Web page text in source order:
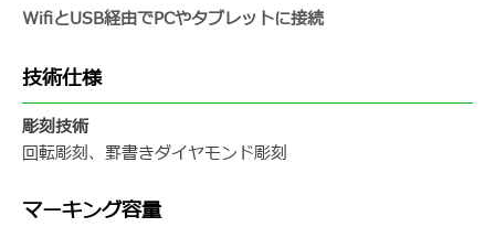
WifiとUSB経由でPCやタブレットに接続
技術仕様
彫刻技術
回転彫刻、罫書きダイヤモンド彫刻
マーキング容量